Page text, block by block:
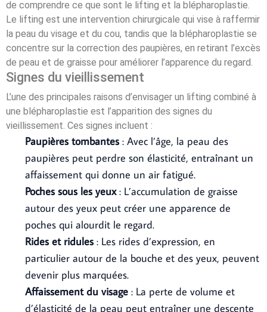
de comprendre ce que sont le lifting et la blépharoplastie.
Le lifting est une intervention chirurgicale qui vise à raffermir
la peau du visage et du cou, tandis que la blépharoplastie se
concentre sur la correction des paupières, en retirant l’excès
de peau et de graisse pour améliorer l’apparence du regard.
Signes du vieillissement
L’une des principales raisons d’envisager un lifting combiné à
une blépharoplastie est l’apparition des signes du
vieillissement. Ces signes incluent :
Paupières tombantes : Avec l’âge, la peau des
paupières peut perdre son élasticité, entraînant un
affaissement qui donne un air fatigué.
Poches sous les yeux: L’accumulation de graisse
autour des yeux peut créer une apparence de
poches qui alourdit le regard.
Rides et ridules : Les rides d’expression, en
particulier autour de la bouche et des yeux, peuvent
devenir plus marquées.
Affaissement du visage : La perte de volume et
d’élasticité de la peau peut entraîner une descente